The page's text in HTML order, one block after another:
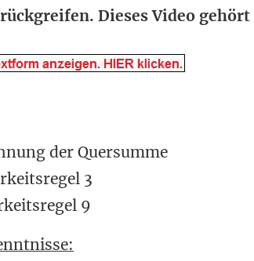
Dieses Video
der Quersumme
3
9